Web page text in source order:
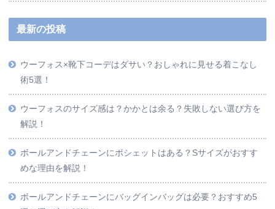
最新の投稿
ウーフォス×靴下コーデはダサい？おしゃれに見せる着こなし
術5選！
ウーフォスのサイズ感は？かかとは余る？失敗しない選び方を
解説！
ボールアンドチェーンにポシェットはある？Sサイズがおすす
めな理由を解説！
ボールアンドチェーンにバッグインバッグは必要？おすすめ5